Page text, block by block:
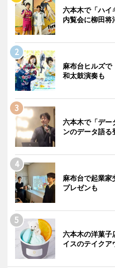
六本木で「ハ
内覧会に柳田将
麻布台ヒルズ
和太鼓演奏も
六本木で「デ
ンのデータ語る
麻布台で起業
プレゼンも
六本木の洋菓
イスのテイクア